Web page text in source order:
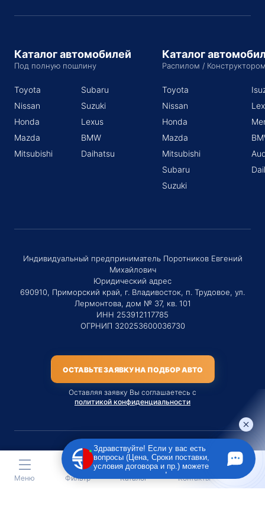
Каталог автомобилей
Под полную пошлину
Toyota
Nissan
Honda
Mazda
Mitsubishi
Subaru
Suzuki
Lexus
BMW
Daihatsu
Каталог
Распилом /
Toyota
Nissan
Honda
Mazda
Mitsubishi
Subaru
Suzuki
Индивидуальный предприниматель Поротников Евгений
Михайлович
Юридический адрес
690910, Приморский край, г. Владивосток, п. Трудовое, ул.
Лермонтова, дом № 37, кв. 101
ИНН 253912117785
ОГРНИП 320253600036730
ОСТАВЬТЕ ЗАЯВКУ НА ПОДБОР АВТО
Оставляя заявку Вы соглашаетесь с
политикой конфиденциальности
Материалы данного сайта являются публичной офертой
только на услугу сопровождения Агентом приобретения
транспортного средства Клиентом.
Меню Фильтр Каталог Контакты
Здравствуйте! Если у вас есть
вопросы (Цена, Сроки поставки,
условия договора и пр.) можете
задать их мне в чат!